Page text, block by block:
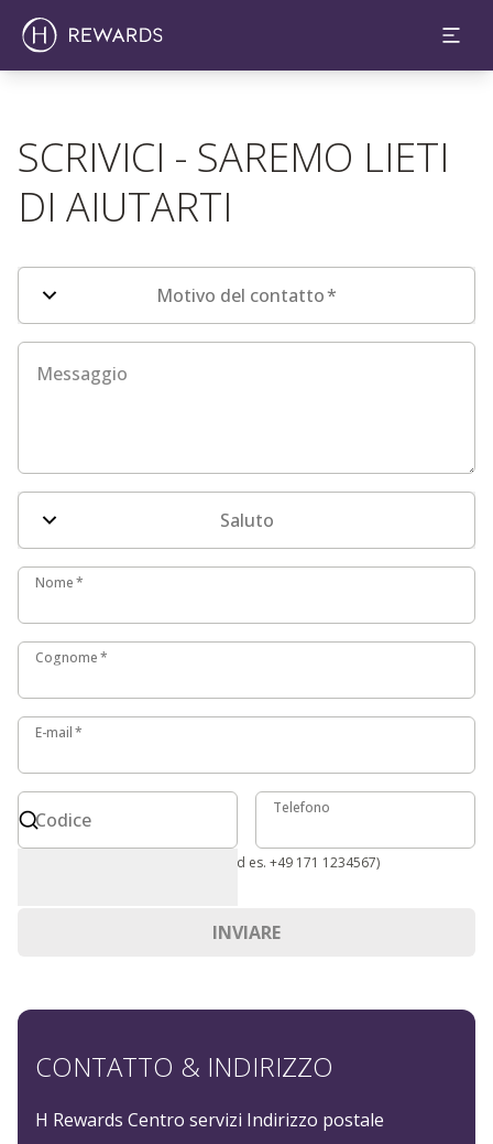
SCRIVICI - SAREMO LIETI
DI AIUTARTI
Campi del modulo di contatto
Motivo del contatto*
Messaggio
Saluto
Nome
Nome*
Cognome
Cognome*
E-mail
E-mail*
Codice
Codice
Telefono
Telefono
Formato internazionale richiesto (ad es. +49 171 1234567)
INVIARE
CONTATTO & INDIRIZZO
H Rewards Centro servizi Indirizzo postale